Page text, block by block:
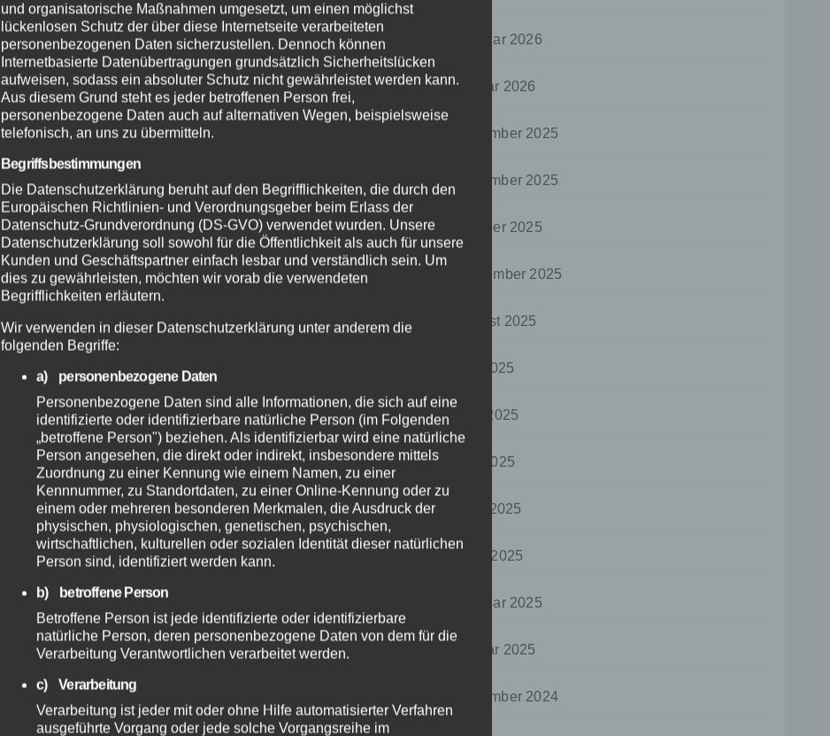
NEUWIED POLIZEI RETTUNGSDIENST
Motorradfahrer bei Kollision mit
PKW auf der B42 verletzt
Am 29.07.2024 ereignete sich um 19:33 Uhr ein
Verkehrsunfall zwischen einem PKW und einem
Motorradfahrer auf der B42. Der Motorradfahrer, ein
63-Jähriger, fuhr aus Richtung Neuwied in Richtung
Leutesdorf. An…
ALTENKIRCHEN FEUERWEHR
Rauchentwicklung in
Dachgeschosswohnung führt zu
Großeinsatz
30. JULI 2024
Am Montagnachmittag, den 29.07.2024, wurde um
15:35 Uhr der Integrierten Rettungsleitstelle in
Montabaur ein Brand in einem Mehrfamilienhaus in
der Oststraße in Wissen gemeldet. Ein
heimkehrender Bewohner bemerkte dichten
Rauch…
POLIZEI RETTUNGSDIENST
Schwerer Unfall auf der B261:
Februar 2026
Januar 2026
Dezember 2025
November 2025
Oktober 2025
September 2025
August 2025
Juli 2025
Juni 2025
Mai 2025
April 2025
März 2025
Februar 2025
Januar 2025
Dezember 2024
und organisatorische Maßnahmen umgesetzt, um einen möglichst
lückenlosen Schutz der über diese Internetseite verarbeiteten
personenbezogenen Daten sicherzustellen. Dennoch können
Internetbasierte Datenübertragungen grundsätzlich Sicherheitslücken
aufweisen, sodass ein absoluter Schutz nicht gewährleistet werden kann.
Aus diesem Grund steht es jeder betroffenen Person frei,
personenbezogene Daten auch auf alternativen Wegen, beispielsweise
telefonisch, an uns zu übermitteln.
Begriffsbestimmungen
Die Datenschutzerklärung beruht auf den Begrifflichkeiten, die durch den
Europäischen Richtlinien- und Verordnungsgeber beim Erlass der
Datenschutz-Grundverordnung (DS-GVO) verwendet wurden. Unsere
Datenschutzerklärung soll sowohl für die Öffentlichkeit als auch für unsere
Kunden und Geschäftspartner einfach lesbar und verständlich sein. Um
dies zu gewährleisten, möchten wir vorab die verwendeten
Begrifflichkeiten erläutern.
Wir verwenden in dieser Datenschutzerklärung unter anderem die
folgenden Begriffe:
a) personenbezogene Daten
Personenbezogene Daten sind alle Informationen, die sich auf eine
identifizierte oder identifizierbare natürliche Person (im Folgenden
„betroffene Person") beziehen. Als identifizierbar wird eine natürliche
Person angesehen, die direkt oder indirekt, insbesondere mittels
Zuordnung zu einer Kennung wie einem Namen, zu einer
Kennnummer, zu Standortdaten, zu einer Online-Kennung oder zu
einem oder mehreren besonderen Merkmalen, die Ausdruck der
physischen, physiologischen, genetischen, psychischen,
wirtschaftlichen, kulturellen oder sozialen Identität dieser natürlichen
Person sind, identifiziert werden kann.
b) betroffene Person
Betroffene Person ist jede identifizierte oder identifizierbare
natürliche Person, deren personenbezogene Daten von dem für die
Verarbeitung Verantwortlichen verarbeitet werden.
c) Verarbeitung
Verarbeitung ist jeder mit oder ohne Hilfe automatisierter Verfahren
ausgeführte Vorgang oder jede solche Vorgangsreihe im